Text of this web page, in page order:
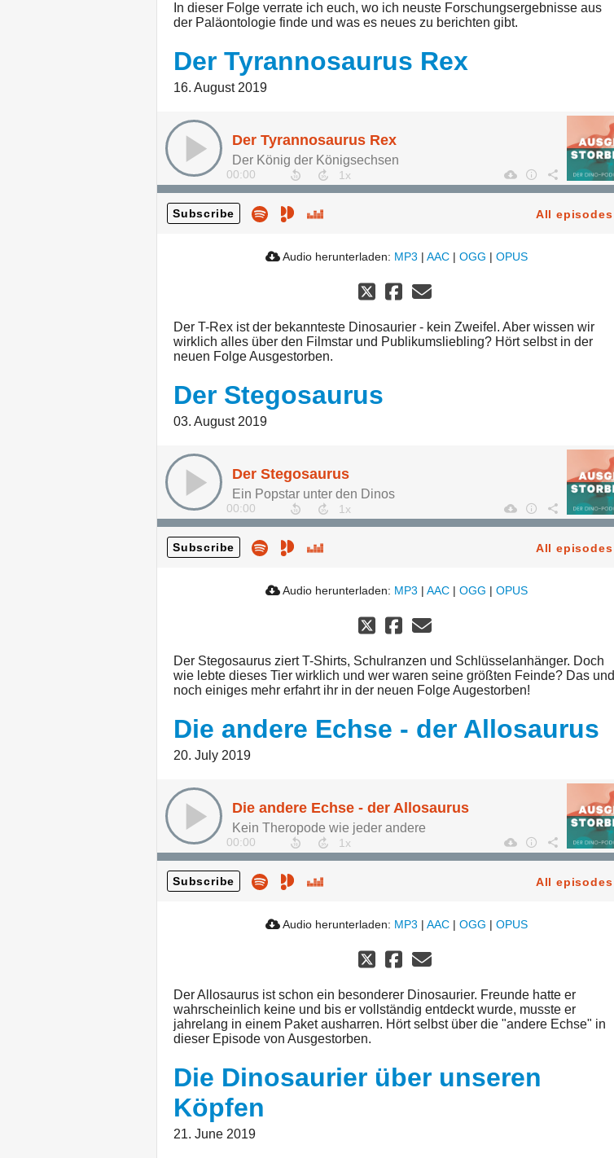
In dieser Folge verrate ich euch, wo ich neuste Forschungsergebnisse aus
der Paläontologie finde und was es neues zu berichten gibt.
Der Tyrannosaurus Rex
16. August 2019
Der Tyrannosaurus Rex
Der König der Königsechsen
00:00
Subscribe All episodes
Audio herunterladen: MP3 | AAC | OGG | OPUS
Der T-Rex ist der bekannteste Dinosaurier - kein Zweifel. Aber wissen wir
wirklich alles über den Filmstar und Publikumsliebling? Hört selbst in der
neuen Folge Ausgestorben.
Der Stegosaurus
03. August 2019
Der Stegosaurus
Ein Popstar unter den Dinos
00:00
Subscribe All episodes
Audio herunterladen: MP3 | AAC | OGG | OPUS
Der Stegosaurus ziert T-Shirts, Schulranzen und Schlüsselanhänger. Doch
wie lebte dieses Tier wirklich und wer waren seine größten Feinde? Das und
noch einiges mehr erfahrt ihr in der neuen Folge Augestorben!
Die andere Echse - der Allosaurus
20. July 2019
Die andere Echse - der Allosaurus
Kein Theropode wie jeder andere
00:00
Subscribe All episodes
Audio herunterladen: MP3 | AAC | OGG | OPUS
Der Allosaurus ist schon ein besonderer Dinosaurier. Freunde hatte er
wahrscheinlich keine und bis er vollständig entdeckt wurde, musste er
jahrelang in einem Paket ausharren. Hört selbst über die "andere Echse" in
dieser Episode von Ausgestorben.
Die Dinosaurier über unseren
Köpfen
21. June 2019